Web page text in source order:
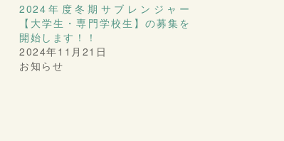
2024年度冬期サブレンジャー
【大学生・専門学校生】の募集を
開始します！！
2024年11月21日
お知らせ